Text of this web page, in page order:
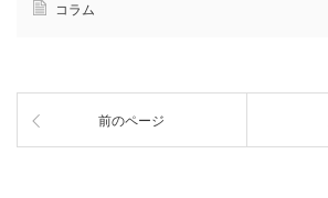
コラム
前のページ